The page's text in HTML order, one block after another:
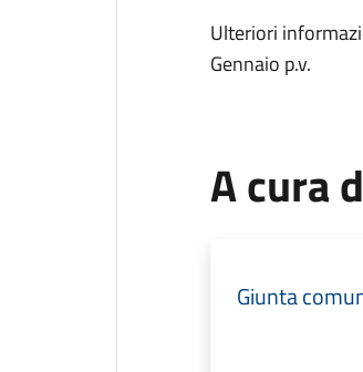
Ulteriori
Gennaio p.v.
A cura
Giunta